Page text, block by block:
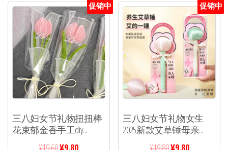
促销中
三八妇女节礼物扭扭棒
花束郁金香手工diy...
¥19.60¥9.80
促销中
三八妇女节礼物女生
2025新款艾草锤母亲...
¥19.80¥9.80